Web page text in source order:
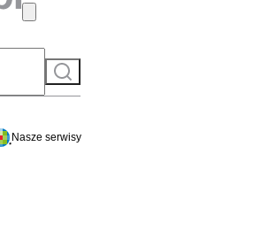
Szukaj
Nasze serwisy